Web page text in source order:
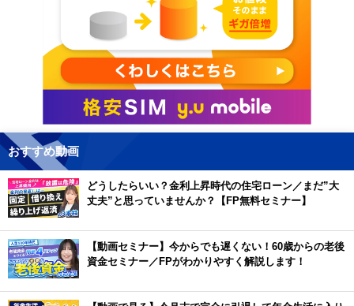
おすすめ動画
どうしたらいい？金利上昇時代の住宅ローン／まだ”大
丈夫”と思っていませんか？【FP無料セミナー】
【動画セミナー】今からでも遅くない！60歳からの老後
資金セミナー／FPがわかりやすく解説します！